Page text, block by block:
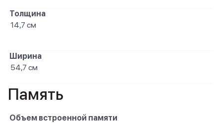
Толщина
14,7 см
Ширина
54,7 см
Память
Объем встроенной памяти